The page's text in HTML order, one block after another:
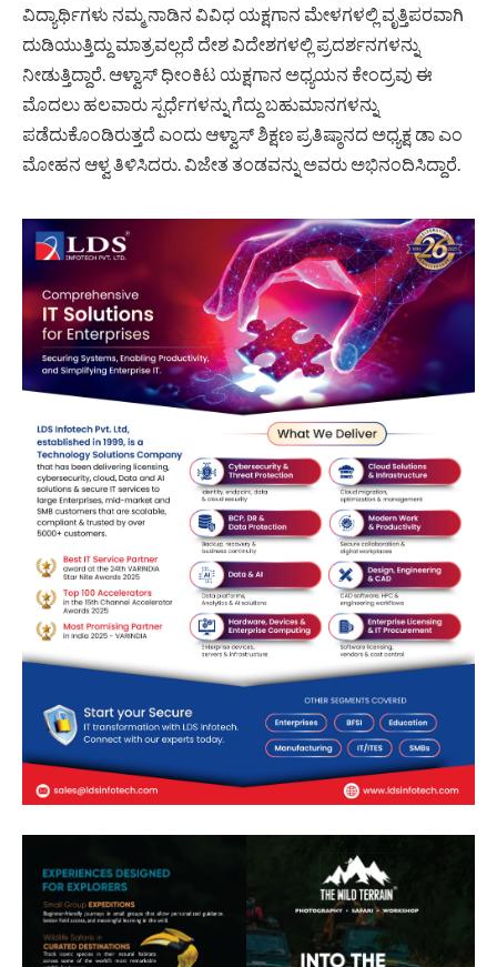
ವಿದ್ಯಾರ್ಥಿಗಳು ನಮ್ಮ ನಾಡಿನ ವಿವಿಧ ಯಕ್ಷಗಾನ ಮೇಳಗಳಲ್ಲಿ ವೃತ್ತಿಪರವಾಗಿ
ದುಡಿಯುತ್ತಿದ್ದು ಮಾತ್ರವಲ್ಲದೆ ದೇಶ ವಿದೇಶಗಳಲ್ಲಿ ಪ್ರದರ್ಶನಗಳನ್ನು
ನೀಡುತ್ತಿದ್ದಾರೆ. ಆಳ್ವಾಸ್ ಧೀಂಕಿಟ ಯಕ್ಷಗಾನ ಅಧ್ಯಯನ ಕೇಂದ್ರವು ಈ
ಮೊದಲು ಹಲವಾರು ಸ್ಪರ್ಧೆಗಳನ್ನು ಗೆದ್ದು ಬಹುಮಾನಗಳನ್ನು
ಪಡೆದುಕೊಂಡಿರುತ್ತದೆ ಎಂದು ಆಳ್ವಾಸ್ ಶಿಕ್ಷಣ ಪ್ರತಿಷ್ಠಾನದ ಅಧ್ಯಕ್ಷ ಡಾ ಎಂ
ಮೋಹನ ಆಳ್ವ ತಿಳಿಸಿದರು. ವಿಜೇತ ತಂಡವನ್ನು ಅವರು ಅಭಿನಂದಿಸಿದ್ದಾರೆ.